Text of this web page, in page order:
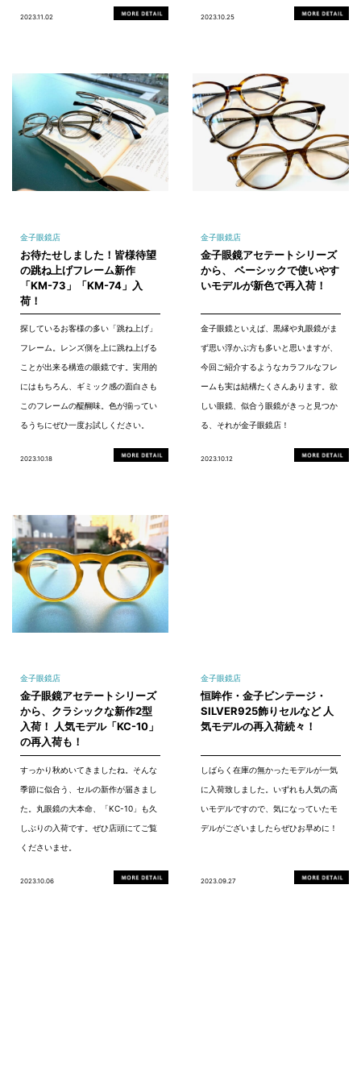
2023.11.02 2023.10.25
金子眼鏡店
お待たせしました！皆様待望
の跳ね上げフレーム新作
「KM-73」「KM-74」入
荷！
探しているお客様の多い「跳ね上げ」
フレーム。レンズ側を上に跳ね上げる
ことが出来る構造の眼鏡です。実用的
にはもちろん、ギミック感の面白さも
このフレームの醍醐味。色が揃ってい
るうちにぜひ一度お試しください。
2023.10.18
金子眼鏡店
金子眼鏡アセテートシリーズ
から、 ベーシックで使いやす
いモデルが新色で再入荷！
金子眼鏡といえば、黒縁や丸眼鏡がま
ず思い浮かぶ方も多いと思いますが、
今回ご紹介するようなカラフルなフレ
ームも実は結構たくさんあります。欲
しい眼鏡、似合う眼鏡がきっと見つか
る、それが金子眼鏡店！
2023.10.12
金子眼鏡店
金子眼鏡アセテートシリーズ
から、クラシックな新作2型
入荷！ 人気モデル「KC-10」
の再入荷も！
すっかり秋めいてきましたね。そんな
季節に似合う、セルの新作が届きまし
た。丸眼鏡の大本命、「KC-10」も久
しぶりの入荷です。ぜひ店頭にてご覧
くださいませ。
2023.10.06
金子眼鏡店
恒眸作・金子ビンテージ・
SILVER925飾りセルなど 人
気モデルの再入荷続々！
しばらく在庫の無かったモデルが一気
に入荷致しました。いずれも人気の高
いモデルですので、気になっていたモ
デルがございましたらぜひお早めに！
2023.09.27